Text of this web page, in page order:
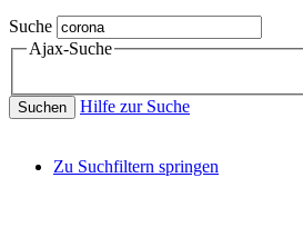
Suche
Ajax-Suche
Suchen Hilfe zur Suche
Zu Suchfiltern springen